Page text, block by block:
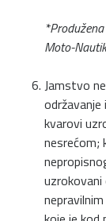
Moto-
Jamstvo
kvarovi
nesrećom;